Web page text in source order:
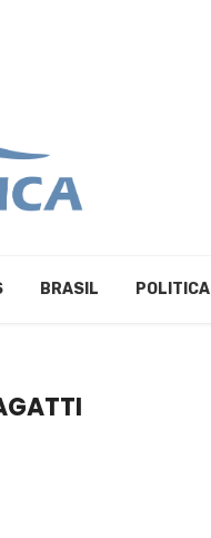
BRASIL POLITICA